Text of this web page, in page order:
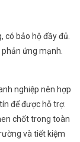
bảo hộ đầy đủ.
ứng mạnh.
nghiệp nên hợp
để được hỗ trợ.
chốt trong toàn
và tiết kiệm